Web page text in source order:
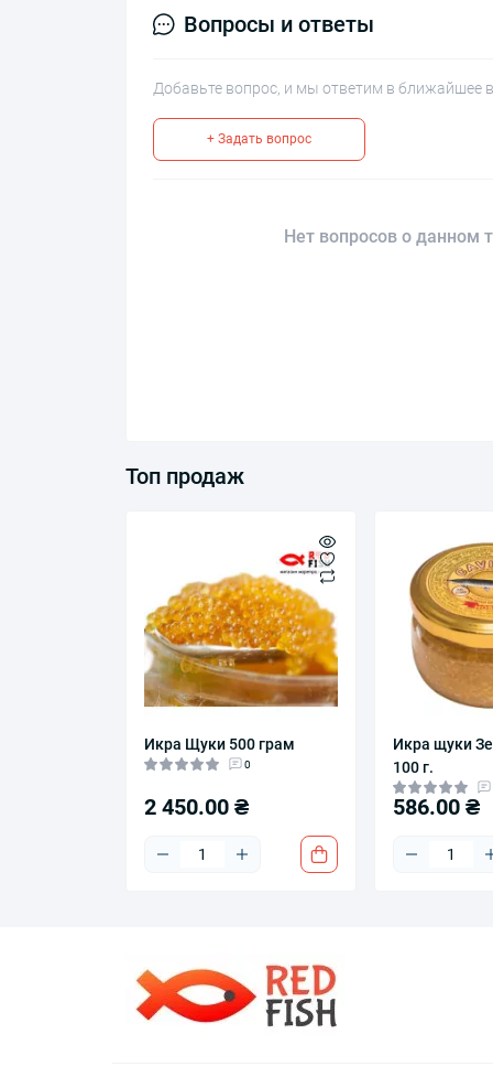
Вопросы и ответы
Добавьте вопрос, и мы ответим в ближайшее
+ Задать вопрос
Нет вопросов о данном
Топ продаж
Икра Щуки 500 грам
0
2 450.00 ₴
Икра щуки
100 г.
586.00 ₴